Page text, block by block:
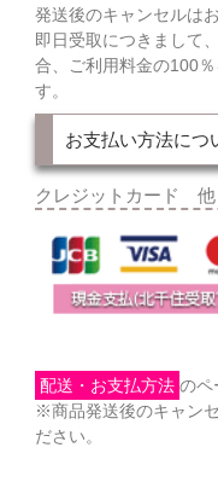
発送後のキャンセルは
即日受取につきまして
合、ご利用料金の100
す。
お支払い方法につ
クレジットカード 他
配送・お支払方法 のペ
※商品発送後のキャン
ださい。